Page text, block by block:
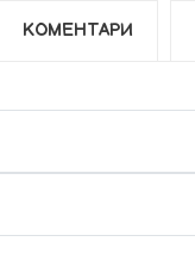
КОМЕНТАРИ